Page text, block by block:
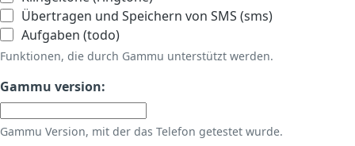
Übertragen und Speichern von SMS (sms)
Aufgaben (todo)
Funktionen, die durch Gammu unterstützt werden.
Gammu version:
Gammu Version, mit der das Telefon getestet wurde.